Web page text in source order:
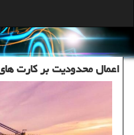
اعمال محدودیت بر کارت های